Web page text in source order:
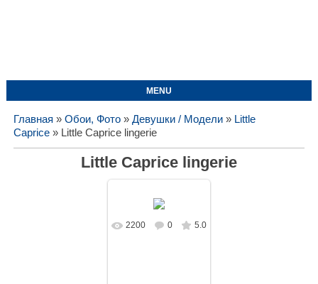
MENU
Главная » Обои, Фото» Девушки / Модели» Little
Caprice» Little Caprice lingerie
Little Caprice lingerie
В реальном
2200 0 5.0